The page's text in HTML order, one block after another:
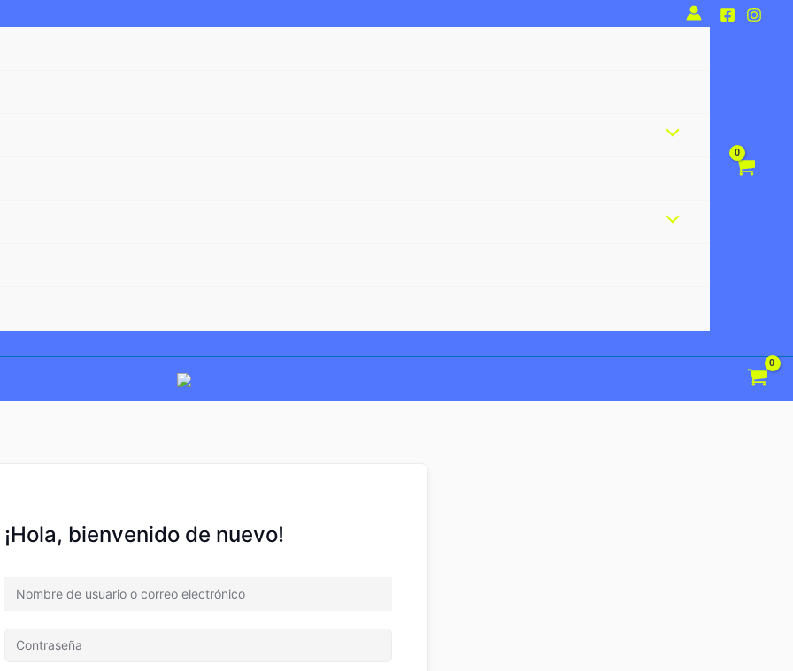
Alternar
Alternar
¡Hola, bienvenido de nuevo!